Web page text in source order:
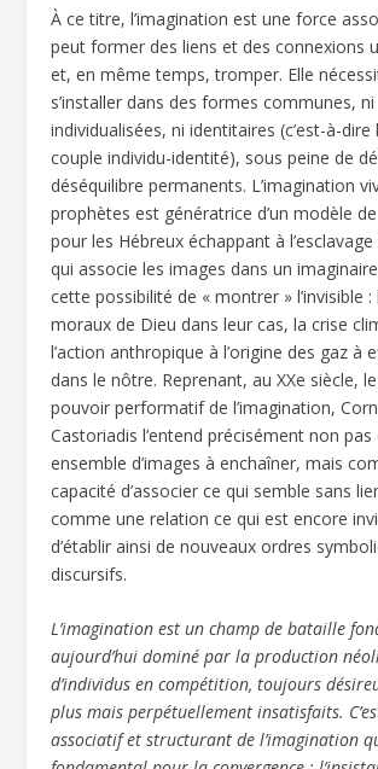
À ce titre, l’imagination est une force
peut former des liens et des connexions
et, en même temps, tromper. Elle
s’installer dans des formes communes, ni
individualisées, ni identitaires (c’est-à-dire
couple individu-identité), sous peine de
déséquilibre permanents. L’imagination
prophètes est génératrice d’un modèle
pour les Hébreux échappant à l’esclavage
qui associe les images dans un
cette possibilité de « montrer » l’invisible
moraux de Dieu dans leur cas, la crise
l’action anthropique à l’origine des gaz à
dans le nôtre. Reprenant, au XXe siècle,
pouvoir performatif de l’imagination,
Castoriadis l’entend précisément non
ensemble d’images à enchaîner, mais
capacité d’associer ce qui semble sans
comme une relation ce qui est encore
d’établir ainsi de nouveaux ordres
discursifs.
L’imagination est un champ de bataille
aujourd’hui dominé par la production
d’individus en compétition, toujours
plus mais perpétuellement insatisfaits.
associatif et structurant de l’imagination